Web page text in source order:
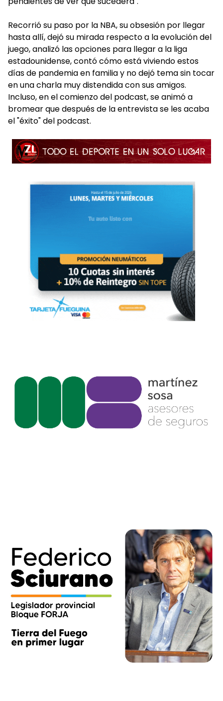
Recorrió su paso por la NBA, su obsesión por llegar
hasta allí, dejó su mirada respecto a la evolución del
juego, analizó las opciones para llegar a la liga
estadounidense, contó cómo está viviendo estos
días de pandemia en familia y no dejó tema sin tocar
en una charla muy distendida con sus amigos.
Incluso, en el comienzo del podcast, se animó a
bromear que después de la entrevista se les acaba
el "éxito" del podcast.